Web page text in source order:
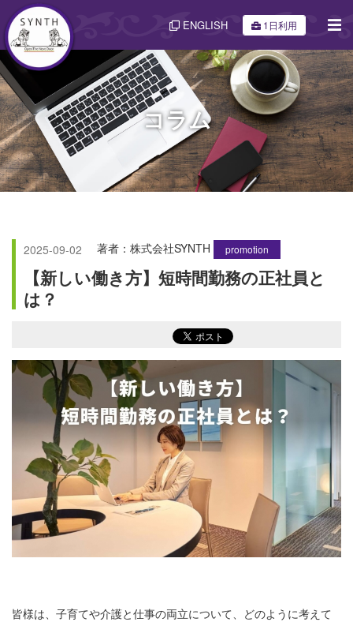
ENGLISH 1日利用
コラム
2025-09-02 著者：株式会社SYNTH promotion
【新しい働き方】短時間勤務の正社員と
は？
皆様は、子育てや介護と仕事の両立について、どのように考えて